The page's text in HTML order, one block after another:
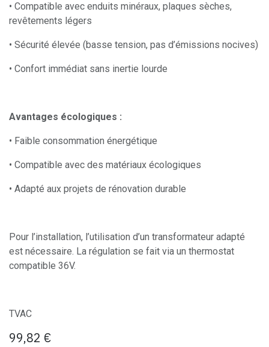
• Compatible avec enduits minéraux, plaques sèches,
revêtements légers
• Sécurité élevée (basse tension, pas d’émissions nocives)
• Confort immédiat sans inertie lourde
Avantages écologiques :
• Faible consommation énergétique
• Compatible avec des matériaux écologiques
• Adapté aux projets de rénovation durable
Pour l’installation, l’utilisation d’un transformateur adapté
est nécessaire. La régulation se fait via un thermostat
compatible 36V.
TVAC
99,82 €